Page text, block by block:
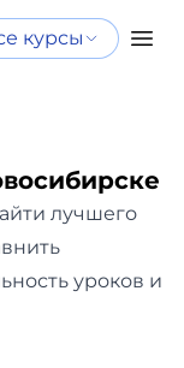
курсы
лучшего
уроков и